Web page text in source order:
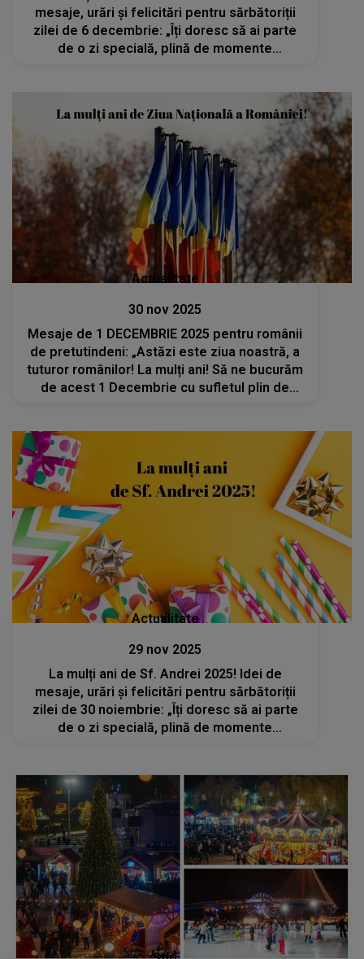
mesaje, urări și felicitări pentru sărbătoriții
zilei de 6 decembrie: „Îți doresc să ai parte
de o zi specială, plină de momente
Actualitate
30 nov 2025
Mesaje de 1 DECEMBRIE 2025 pentru românii
de pretutindeni: „Astăzi este ziua noastră, a
tuturor românilor! La mulți ani! Să ne bucurăm
de acest 1 Decembrie cu sufletul plin de
Actualitate
29 nov 2025
La mulți ani de Sf. Andrei 2025! Idei de
mesaje, urări și felicitări pentru sărbătoriții
zilei de 30 noiembrie: „Îți doresc să ai parte
de o zi specială, plină de momente